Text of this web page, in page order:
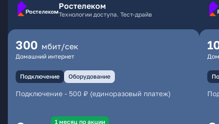
Ростелеком
Технологии доступа. Тест-драйв
300 мбит/сек
Домашний интернет
Подключение Оборудование
Подключение - 500 ₽ (единоразовый платеж)
1 месяц по акции